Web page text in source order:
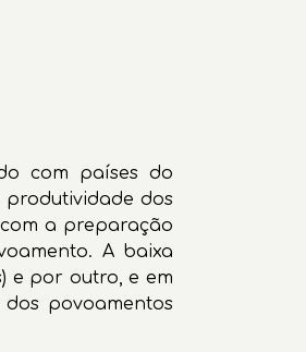
com países do
dos
a preparação
A baixa
e por outro, e em
povoamentos